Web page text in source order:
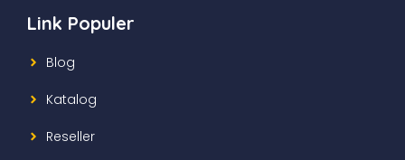
Link Populer
Blog
Katalog
Reseller